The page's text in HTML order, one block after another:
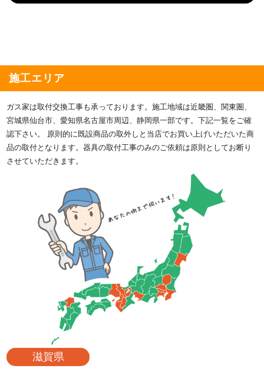
施工エリア
ガス家は取付交換工事も承っております。施工地域は近畿圏、関東圏、
宮城県仙台市、愛知県名古屋市周辺、静岡県一部です。下記一覧をご確
認下さい。 原則的に既設商品の取外しと当店でお買い上げいただいた商
品の取付となります。器具の取付工事のみのご依頼は原則としてお断り
させていただきます。
滋賀県